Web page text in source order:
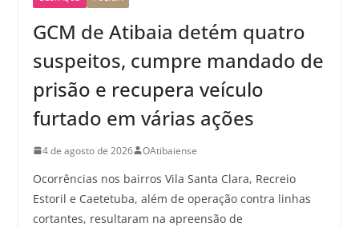
GCM de Atibaia detém quatro
suspeitos, cumpre mandado de
prisão e recupera veículo
furtado em várias ações
4 de agosto de 2026 OAtibaiense
Ocorrências nos bairros Vila Santa Clara, Recreio
Estoril e Caetetuba, além de operação contra linhas
cortantes, resultaram na apreensão de